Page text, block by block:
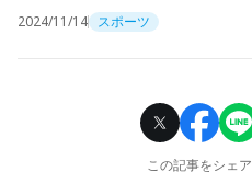
2024/11/14 スポーツ
この記事をシェア